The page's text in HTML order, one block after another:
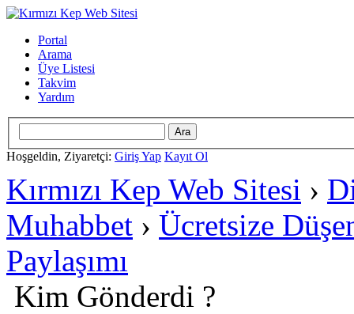
Portal
Arama
Üye Listesi
Takvim
Yardım
Hoşgeldin, Ziyaretçi: Giriş Yap Kayıt Ol
Kırmızı Kep Web Sitesi ›
Muhabbet › Ücretsize
Paylaşımı
Kim Gönderdi ?